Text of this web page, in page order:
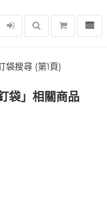
選單
袋搜尋 (第1頁)
袋」相關商品